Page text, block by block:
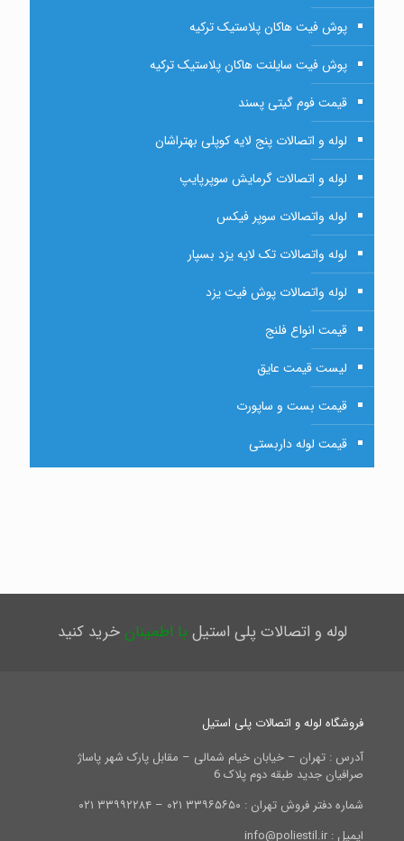
پوش فیت هاکان پلاستیک ترکیه
پوش فیت سایلنت هاکان پلاستیک ترکیه
قیمت فوم گیتی پسند
لوله و اتصالات پنج لایه کوپلی بهتراشان
لوله و اتصالات گرمایش سوپرپایپ
لوله واتصالات سوپر فیکس
لوله واتصالات تک لایه یزد بسپار
لوله واتصالات پوش فیت یزد
قیمت انواع فلنج
لیست قیمت عایق
قیمت بست و ساپورت
قیمت لوله داربستی
لوله و اتصالات پلی استیل با اطمینانخرید کنید
فروشگاه لوله و اتصالات پلی استیل
آدرس : تهران – خیابان خیام شمالی – مقابل پارک شهر پاساژ
صرافیان جدید طبقه دوم پلاک 6
شماره دفتر فروش تهران : ۳۳۹۶۵۶۵۰ ۰۲۱ – ۳۳۹۹۲۲۸۴ ۰۲۱
ایمیل : info@poliestil.ir